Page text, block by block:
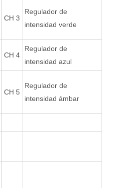
CH 3
Regulador de
intensidad verde
CH 4
Regulador de
intensidad azul
CH 5
Regulador de
intensidad ámbar